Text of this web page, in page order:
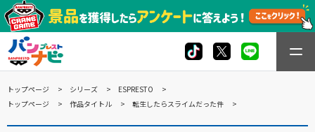
トップページ シリーズ
ESPRESTO
トップページ
作品タイトル 転生したらスライムだった件